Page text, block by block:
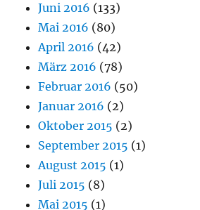
Juni 2016 (133)
Mai 2016 (80)
April 2016 (42)
März 2016 (78)
Februar 2016 (50)
Januar 2016 (2)
Oktober 2015 (2)
September 2015 (1)
August 2015 (1)
Juli 2015 (8)
Mai 2015 (1)